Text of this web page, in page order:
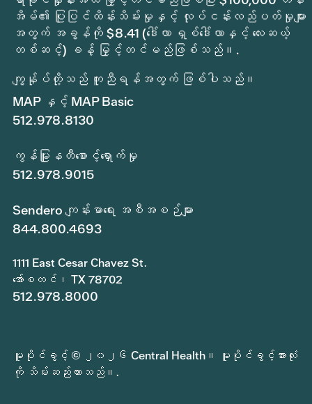
အိမ်၏ ပြုပြင်ထိန်းသိမ်းမှုနှင့် လုပ်ငန်းလည်ပတ်မှုများ
အတွက် အခွန်ကို $8.41 (ဒေါ်လာ ရှစ်ဒေါ်လာနှင့် လေးဆယ့်
တစ်ဆင့်) ခန့် မြှင့်တင်မည်ဖြစ်သည်။.
ကျွန်ုပ်တို့သည် ကူညီရန်အတွက် ဖြစ်ပါသည်။
MAP နှင့် MAP Basic
512.978.8130
ကွန်မြူနတီစောင့်ရှောက်မှု
512.978.9015
Sendero ကျန်းမာရေး အစီအစဉ်များ
844.800.4693
1111 East Cesar Chavez St.
အော်စတင်၊ TX 78702
512.978.8000
မူပိုင်ခွင့် © ၂၀၂၆ Central Health။ မူပိုင်ခွင့်အားလုံး
ကို သိမ်းဆည်းထားသည်။.